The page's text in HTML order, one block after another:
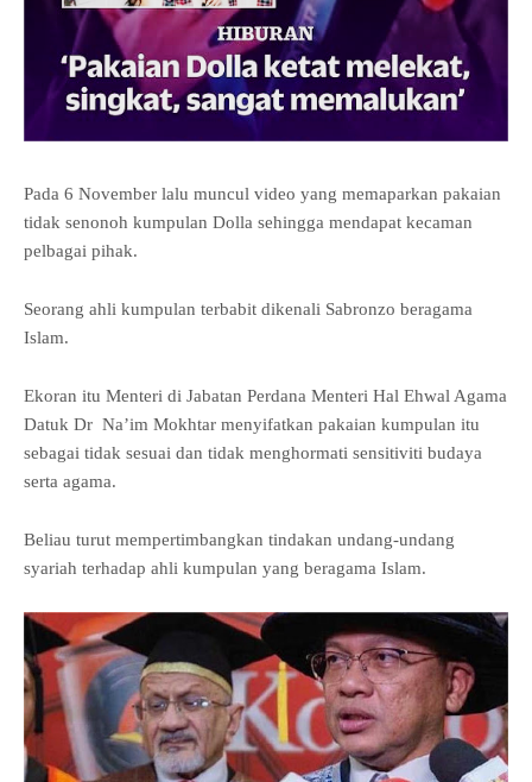
Pada 6 November lalu muncul video yang memaparkan pakaian
tidak senonoh kumpulan Dolla sehingga mendapat kecaman
pelbagai pihak.
Seorang ahli kumpulan terbabit dikenali Sabronzo beragama
Islam.
Ekoran itu Menteri di Jabatan Perdana Menteri Hal Ehwal Agama
Datuk Dr Na’im Mokhtar menyifatkan pakaian kumpulan itu
sebagai tidak sesuai dan tidak menghormati sensitiviti budaya
serta agama.
Beliau turut mempertimbangkan tindakan undang-undang
syariah terhadap ahli kumpulan yang beragama Islam.